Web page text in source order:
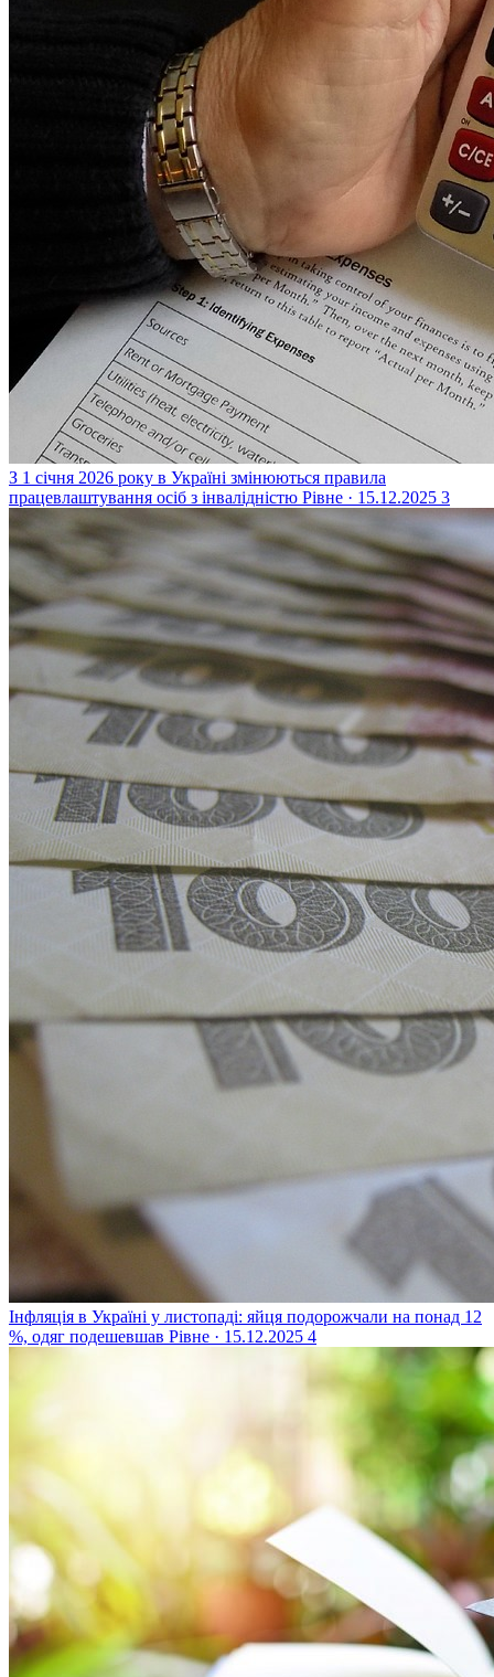
З 1 січня 2026 року в Україні змінюються правила
працевлаштування осіб з інвалідністю Рівне · 15.12.2025 3
Інфляція в Україні у листопаді: яйця подорожчали на понад 12
%, одяг подешевшав Рівне · 15.12.2025 4